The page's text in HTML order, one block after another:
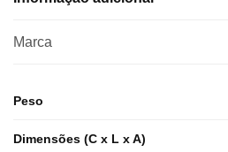
Marca
Peso
Dimensões (C x L x A)